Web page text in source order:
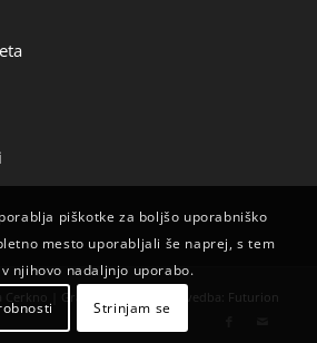
Cerkno | Grafična zasnova in izvedba: Futurion
piškotke za boljšo uporabniško
mesto uporabljali še naprej, s tem
njihovo nadaljnjo uporabo.
Strinjam se